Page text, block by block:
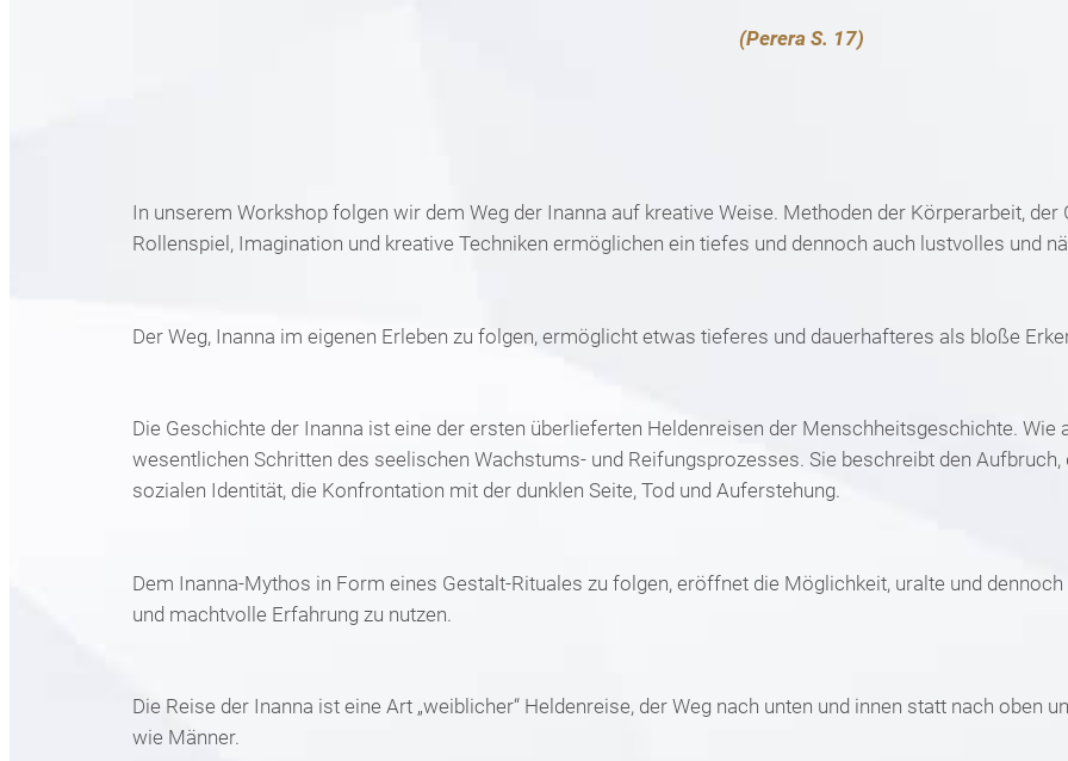
(Perera S. 17)
In unserem Workshop folgen wir dem Weg der Inanna auf kreative Weise. Methoden der Körperarbeit, der
Rollenspiel, Imagination und kreative Techniken ermöglichen ein tiefes und dennoch auch lustvolles und
Der Weg, Inanna im eigenen Erleben zu folgen, ermöglicht etwas tieferes und dauerhafteres als bloße
Die Geschichte der Inanna ist eine der ersten überlieferten Heldenreisen der Menschheitsgeschichte. Wie
wesentlichen Schritten des seelischen Wachstums- und Reifungsprozesses. Sie beschreibt den
sozialen Identität, die Konfrontation mit der dunklen Seite, Tod und Auferstehung.
Dem Inanna-Mythos in Form eines Gestalt-Rituales zu folgen, eröffnet die Möglichkeit, uralte und
und machtvolle Erfahrung zu nutzen.
Die Reise der Inanna ist eine Art „weiblicher“ Heldenreise, der Weg nach unten und innen statt nach oben
wie Männer.